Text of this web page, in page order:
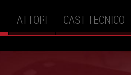
primarie
(SCHEDA
ATTIVA)
ATTORI CAST TECNICO